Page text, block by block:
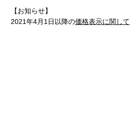
【お知らせ】
2021年4月1日以降の価格表示に関して